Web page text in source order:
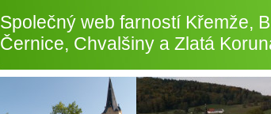
Společný web farností Křemže,
Černice, Chvalšiny a Zlatá